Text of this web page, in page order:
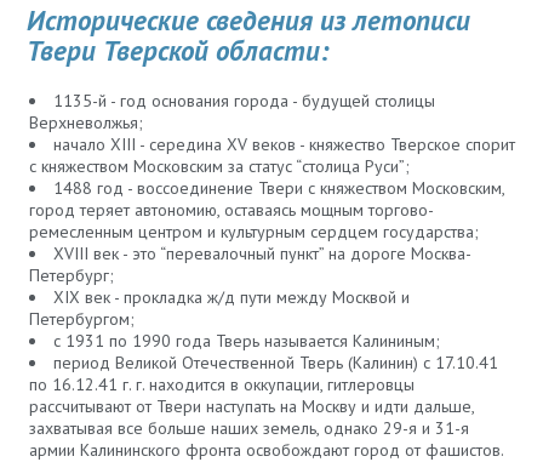
Исторические сведения из летописи
Твери Тверской области:
1135-й - год основания города - будущей столицы
Верхневолжья;
начало XIII - середина XV веков - княжество Тверское спорит
с княжеством Московским за статус “столица Руси”;
1488 год - воссоединение Твери с княжеством Московским,
город теряет автономию, оставаясь мощным торгово-
ремесленным центром и культурным сердцем государства;
XVIII век - это “перевалочный пункт” на дороге Москва-
Петербург;
XIX век - прокладка ж/д пути между Москвой и
Петербургом;
с 1931 по 1990 года Тверь называется Калининым;
период Великой Отечественной Тверь (Калинин) с 17.10.41
по 16.12.41 г. г. находится в оккупации, гитлеровцы
рассчитывают от Твери наступать на Москву и идти дальше,
захватывая все больше наших земель, однако 29-я и 31-я
армии Калининского фронта освобождают город от фашистов.